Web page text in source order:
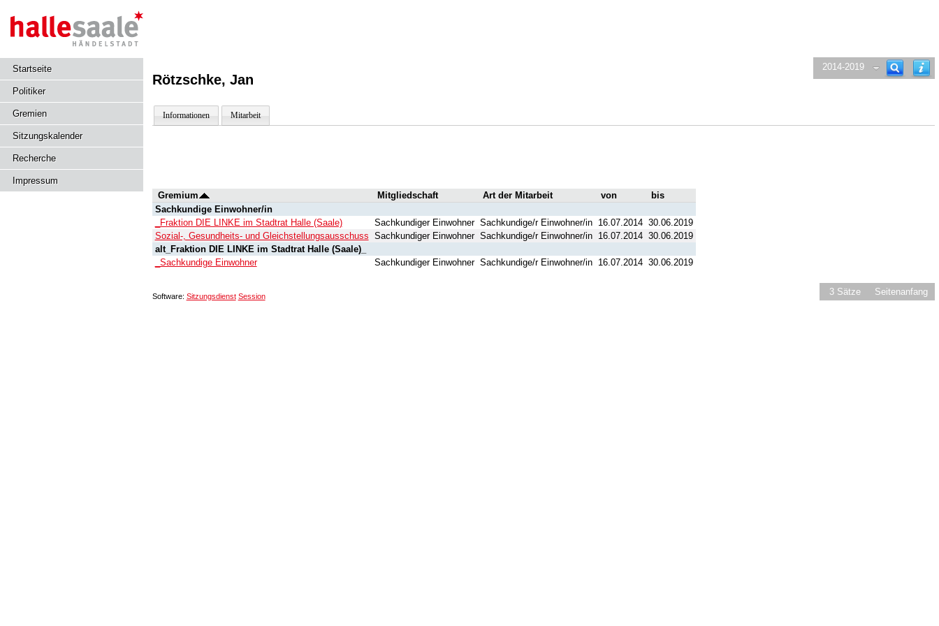
Startseite
Politiker
Gremien
Sitzungskalender
Recherche
Impressum
2014-2019
Rötzschke, Jan
Informationen Mitarbeit
Gremium Mitgliedschaft Art der Mitarbeit von
bis
Sachkundige Einwohner/in
_Fraktion DIE LINKE im Stadtrat Halle (Saale)
Sachkundiger Einwohner Sachkundige/r Einwohner/in 16.07.2014 30.06.2019
Sozial-, Gesundheits- und Gleichstellungsausschuss Sachkundiger Einwohner Sachkundige/r Einwohner/in 16.07.2014 30.06.2019
alt_Fraktion DIE LINKE im Stadtrat Halle (Saale)_
_Sachkundige Einwohner
Sachkundiger Einwohner Sachkundige/r Einwohner/in 16.07.2014 30.06.2019
3 Sätze Seitenanfang
Software: Sitzungsdienst Session